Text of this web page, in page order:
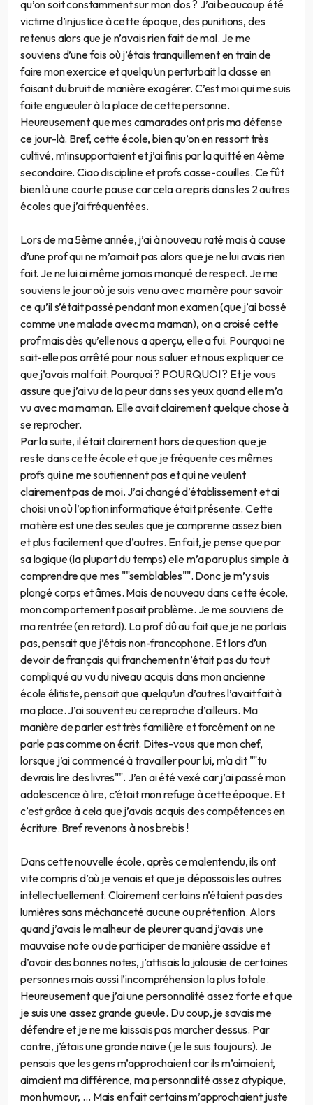
qu’on soit constamment sur mon dos ? J’ai beaucoup été
victime d’injustice à cette époque, des punitions, des
retenus alors que je n’avais rien fait de mal. Je me
souviens d’une fois où j’étais tranquillement en train de
faire mon exercice et quelqu’un perturbait la classe en
faisant du bruit de manière exagérer. C’est moi qui me suis
faite engueuler à la place de cette personne.
Heureusement que mes camarades ont pris ma défense
ce jour-là. Bref, cette école, bien qu’on en ressort très
cultivé, m’insupportaient et j’ai finis par la quitté en 4ème
secondaire. Ciao discipline et profs casse-couilles. Ce fût
bien là une courte pause car cela a repris dans les 2 autres
écoles que j’ai fréquentées.
Lors de ma 5ème année, j’ai à nouveau raté mais à cause
d’une prof qui ne m’aimait pas alors que je ne lui avais rien
fait. Je ne lui ai même jamais manqué de respect. Je me
souviens le jour où je suis venu avec ma mère pour savoir
ce qu’il s’était passé pendant mon examen (que j’ai bossé
comme une malade avec ma maman), on a croisé cette
prof mais dès qu’elle nous a aperçu, elle a fui. Pourquoi ne
sait-elle pas arrêté pour nous saluer et nous expliquer ce
que j’avais mal fait. Pourquoi ? POURQUOI ? Et je vous
assure que j’ai vu de la peur dans ses yeux quand elle m’a
vu avec ma maman. Elle avait clairement quelque chose à
se reprocher.
Par la suite, il était clairement hors de question que je
reste dans cette école et que je fréquente ces mêmes
profs qui ne me soutiennent pas et qui ne veulent
clairement pas de moi. J’ai changé d’établissement et ai
choisi un où l’option informatique était présente. Cette
matière est une des seules que je comprenne assez bien
et plus facilement que d’autres. En fait, je pense que par
sa logique (la plupart du temps) elle m’a paru plus simple à
comprendre que mes ""semblables"". Donc je m’y suis
plongé corps et âmes. Mais de nouveau dans cette école,
mon comportement posait problème. Je me souviens de
ma rentrée (en retard). La prof dû au fait que je ne parlais
pas, pensait que j’étais non-francophone. Et lors d’un
devoir de français qui franchement n’était pas du tout
compliqué au vu du niveau acquis dans mon ancienne
école élitiste, pensait que quelqu’un d’autres l’avait fait à
ma place. J’ai souvent eu ce reproche d’ailleurs. Ma
manière de parler est très familière et forcément on ne
parle pas comme on écrit. Dites-vous que mon chef,
lorsque j’ai commencé à travailler pour lui, m'a dit ""tu
devrais lire des livres"". J’en ai été vexé car j’ai passé mon
adolescence à lire, c’était mon refuge à cette époque. Et
c’est grâce à cela que j’avais acquis des compétences en
écriture. Bref revenons à nos brebis !
Dans cette nouvelle école, après ce malentendu, ils ont
vite compris d’où je venais et que je dépassais les autres
intellectuellement. Clairement certains n’étaient pas des
lumières sans méchanceté aucune ou prétention. Alors
quand j’avais le malheur de pleurer quand j’avais une
mauvaise note ou de participer de manière assidue et
d’avoir des bonnes notes, j’attisais la jalousie de certaines
personnes mais aussi l’incompréhension la plus totale.
Heureusement que j’ai une personnalité assez forte et que
je suis une assez grande gueule. Du coup, je savais me
défendre et je ne me laissais pas marcher dessus. Par
contre, j’étais une grande naïve (je le suis toujours). Je
pensais que les gens m’approchaient car ils m’aimaient,
aimaient ma différence, ma personnalité assez atypique,
mon humour, … Mais en fait certains m’approchaient juste